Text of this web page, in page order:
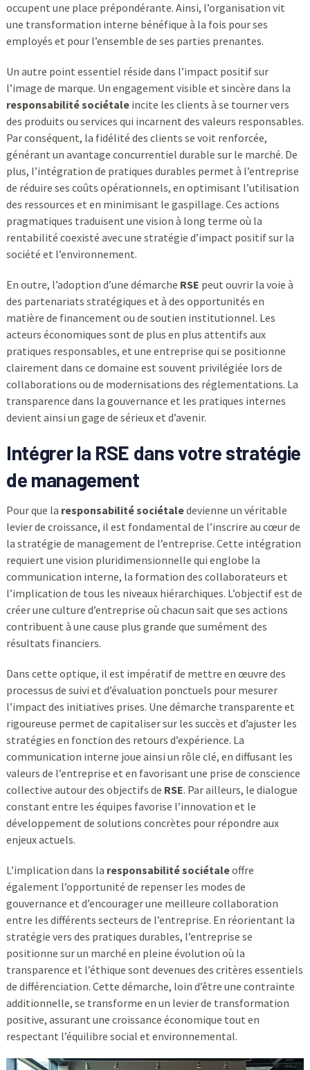
occupent une place prépondérante. Ainsi, l’organisation vit
une transformation interne bénéfique à la fois pour ses
employés et pour l’ensemble de ses parties prenantes.
Un autre point essentiel réside dans l’impact positif sur
l’image de marque. Un engagement visible et sincère dans la
responsabilité sociétaleincite les clients à se tourner vers
des produits ou services qui incarnent des valeurs responsables.
Par conséquent, la fidélité des clients se voit renforcée,
générant un avantage concurrentiel durable sur le marché. De
plus, l’intégration de pratiques durables permet à l’entreprise
de réduire ses coûts opérationnels, en optimisant l’utilisation
des ressources et en minimisant le gaspillage. Ces actions
pragmatiques traduisent une vision à long terme où la
rentabilité coexisté avec une stratégie d’impact positif sur la
société et l’environnement.
En outre, l’adoption d’une démarche RSE peut ouvrir la voie à
des partenariats stratégiques et à des opportunités en
matière de financement ou de soutien institutionnel. Les
acteurs économiques sont de plus en plus attentifs aux
pratiques responsables, et une entreprise qui se positionne
clairement dans ce domaine est souvent privilégiée lors de
collaborations ou de modernisations des réglementations. La
transparence dans la gouvernance et les pratiques internes
devient ainsi un gage de sérieux et d’avenir.
Intégrer la RSE dans votre stratégie
de management
Pour que la responsabilité sociétaledevienne un véritable
levier de croissance, il est fondamental de l’inscrire au cœur de
la stratégie de management de l’entreprise. Cette intégration
requiert une vision pluridimensionnelle qui englobe la
communication interne, la formation des collaborateurs et
l’implication de tous les niveaux hiérarchiques. L’objectif est de
créer une culture d’entreprise où chacun sait que ses actions
contribuent à une cause plus grande que sumément des
résultats financiers.
Dans cette optique, il est impératif de mettre en œuvre des
processus de suivi et d’évaluation ponctuels pour mesurer
l’impact des initiatives prises. Une démarche transparente et
rigoureuse permet de capitaliser sur les succès et d’ajuster les
stratégies en fonction des retours d’expérience. La
communication interne joue ainsi un rôle clé, en diffusant les
valeurs de l’entreprise et en favorisant une prise de conscience
collective autour des objectifs de RSE. Par ailleurs, le dialogue
constant entre les équipes favorise l’innovation et le
développement de solutions concrètes pour répondre aux
enjeux actuels.
L’implication dans la responsabilité sociétaleoffre
également l’opportunité de repenser les modes de
gouvernance et d’encourager une meilleure collaboration
entre les différents secteurs de l’entreprise. En réorientant la
stratégie vers des pratiques durables, l’entreprise se
positionne sur un marché en pleine évolution où la
transparence et l’éthique sont devenues des critères essentiels
de différenciation. Cette démarche, loin d’être une contrainte
additionnelle, se transforme en un levier de transformation
positive, assurant une croissance économique tout en
respectant l’équilibre social et environnemental.